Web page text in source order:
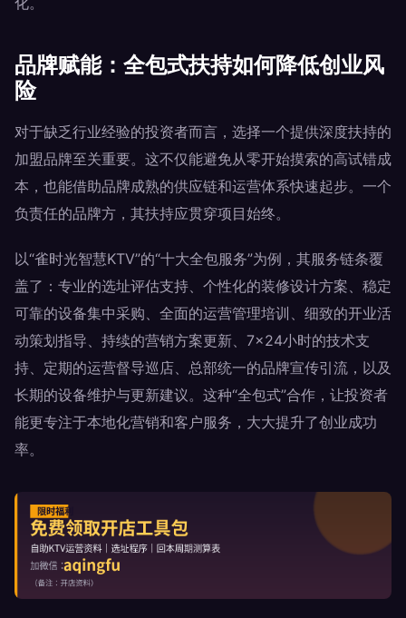
品牌赋能：全包式扶持如何降低创业风
险
对于缺乏行业经验的投资者而言，选择一个提供深度扶持的
加盟品牌至关重要。这不仅能避免从零开始摸索的高试错成
本，也能借助品牌成熟的供应链和运营体系快速起步。一个
负责任的品牌方，其扶持应贯穿项目始终。
以“雀时光智慧KTV”的“十大全包服务”为例，其服务链条覆
盖了：专业的选址评估支持、个性化的装修设计方案、稳定
可靠的设备集中采购、全面的运营管理培训、细致的开业活
动策划指导、持续的营销方案更新、7×24小时的技术支
持、定期的运营督导巡店、总部统一的品牌宣传引流，以及
长期的设备维护与更新建议。这种“全包式”合作，让投资者
能更专注于本地化营销和客户服务，大大提升了创业成功
率。